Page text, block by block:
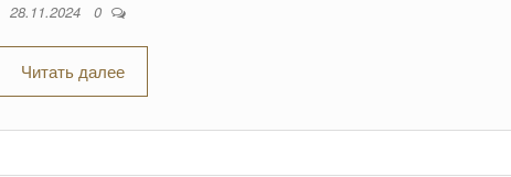
28.11.2024 0
Читать далее